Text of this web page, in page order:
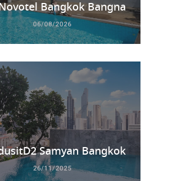
Bangkok Bangna
06/08/2026
Samyan Bangkok
26/11/2025